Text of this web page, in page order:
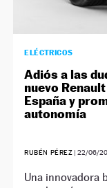
ELÉCTRICOS
Adiós a las
nuevo
España y
autonomía
RUBÉN PÉREZ |22/06/
Una innovadora